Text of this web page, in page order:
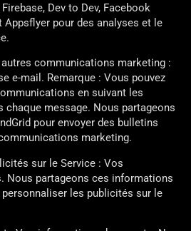
Dev to Dev, Facebook
Appsflyer pour des analyses et le
communications marketing :
e-mail. Remarque : Vous pouvez
en suivant les
message. Nous partageons
pour envoyer des bulletins
marketing.
sur le Service : Vos
Nous partageons ces informations
les publicités sur le